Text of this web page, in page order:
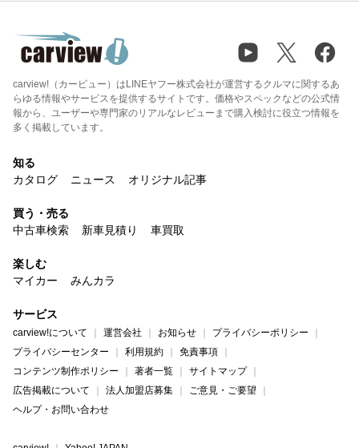
carview!（カービュー）はLINEヤフー株式会社が運営するクルマに関するあ
らゆる情報やサービスを提供するサイトです。価格やスペックなどの公式情
報から、ユーザーや専門家のリアルなレビューまで購入検討に役立つ情報を
多く掲載しています。
知る
カタログ
ニュース オリジナル記事
買う・売る
中古車検索
新車見積り 車買取
楽しむ
マイカー
みんカラ
サービス
carview!について 運営会社 お知らせ
プライバシーポリシー
プライバシーセンター
利用規約
免責事項
コンテンツ制作ポリシー
著者一覧
サイトマップ
広告掲載について
法人加盟店募集
ご意見・ご要望
ヘルプ・お問い合わせ